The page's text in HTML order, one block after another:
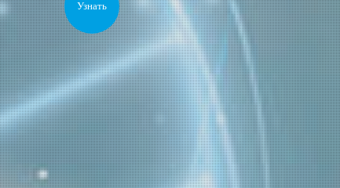
Узнать
Больше